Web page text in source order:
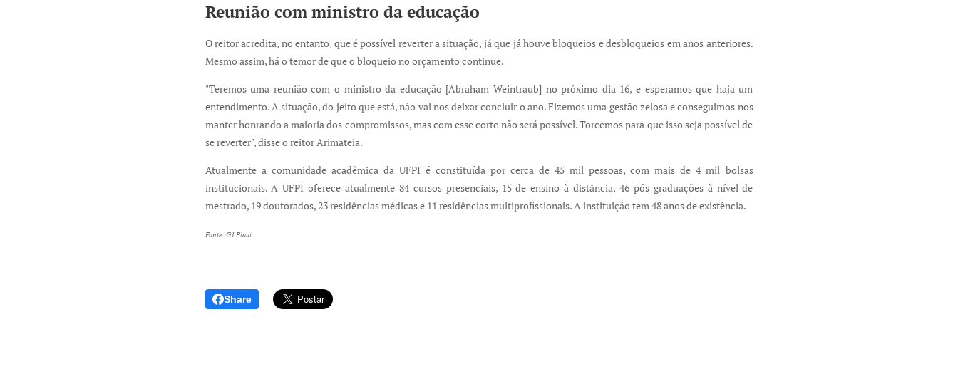
Reunião com ministro da educação
O reitor acredita, no entanto, que é possível reverter a situação, já que já houve bloqueios e desbloqueios em anos anteriores.
Mesmo assim, há o temor de que o bloqueio no orçamento continue.
"Teremos uma reunião com o ministro da educação [Abraham Weintraub] no próximo dia 16, e esperamos que haja um
entendimento. A situação, do jeito que está, não vai nos deixar concluir o ano. Fizemos uma gestão zelosa e conseguimos nos
manter honrando a maioria dos compromissos, mas com esse corte não será possível. Torcemos para que isso seja possível de
se reverter", disse o reitor Arimateia.
Atualmente a comunidade acadêmica da UFPI é constituída por cerca de 45 mil pessoas, com mais de 4 mil bolsas
institucionais. A UFPI oferece atualmente 84 cursos presenciais, 15 de ensino à distância, 46 pós-graduações à nível de
mestrado, 19 doutorados, 23 residências médicas e 11 residências multiprofissionais. A instituição tem 48 anos de existência.
Fonte: G1 Piauí
Share